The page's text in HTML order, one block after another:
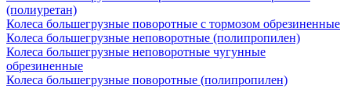
(полиуретан)
Колеса большегрузные поворотные с тормозом обрезиненные
Колеса большегрузные неповоротные (полипропилен)
Колеса большегрузные неповоротные чугунные
обрезиненные
Колеса большегрузные поворотные (полипропилен)